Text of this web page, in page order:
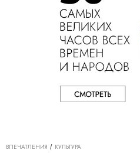
ВПЕЧАТЛЕНИЯ
КУЛЬТУРА